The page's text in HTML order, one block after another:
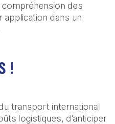
des
dans un
!
transport international
logistiques, d’anticiper